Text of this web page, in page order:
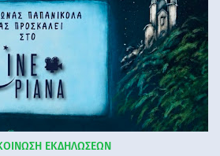
ΕΚΔΗΛΩΣΕΩΝ